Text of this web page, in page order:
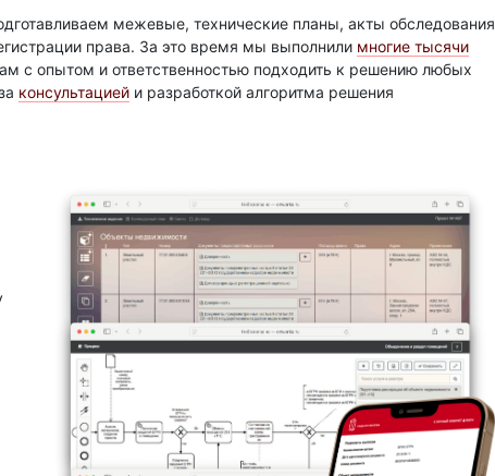
межевые, технические планы, акты обследования
права. За это время мы выполнили многие тысячи
с опытом и ответственностью подходить к решению любых
консультацией и разработкой алгоритма решения